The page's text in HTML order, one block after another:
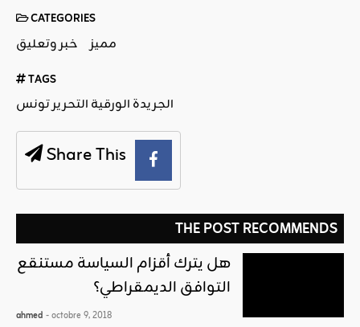
CATEGORIES
خبر وتعليق مميز
TAGS
الجريدة الورقية التحرير تونس
Share This
THE POST RECOMMENDS
هل يترك أقزام السياسة مستنقع
التوافق الديمقراطي؟
ahmed - octobre 9, 2018